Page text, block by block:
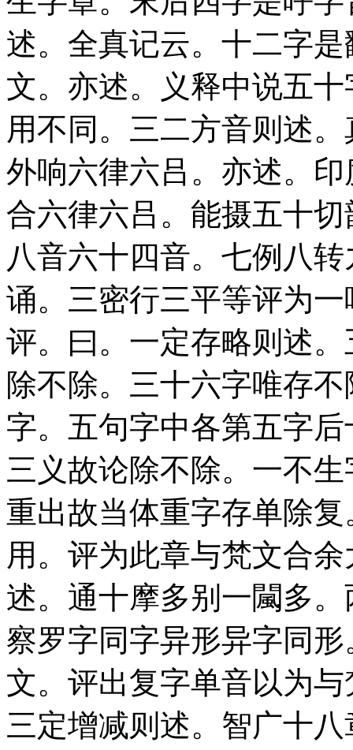
述。全真记云。十二字
文。亦述。义释中说五
用不同。三二方音则述
外响六律六吕。亦述。
合六律六吕。能摄五十
八音六十四音。七例八
诵。三密行三平等评为
评。曰。一定存略则述
除不除。三十六字唯存
字。五句字中各第五字
三义故论除不除。一不
重出故当体重字存单除
用。评为此章与梵文合
述。通十摩多别一闏多
察罗字同字异形异字同
文。评出复字单音以为
三定增减则述。智广十